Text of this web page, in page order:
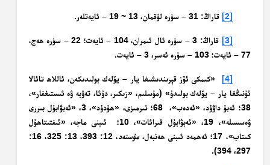
[2] قاراڭ: 31 – سۈرە لۇقمان، 13 ~ 19 – ئايەتلەر.
[3]
قاراڭ: 3 – سۈرە ئال ئىمران، 104 – ئايەت؛ 22 – سۈرە ھەج،
77 – ئايەت؛ 103 – سۈرە ئەسر، 3 – ئايەت.
[4]
«كىمكى ئۆز قېرىندىشىغا يار – يۆلەك بولىدىكەن، ئاللاھ تائالا
ئۇنىڭغا يار – يۆلەك بولىدۇ» (مۇسلىم، «زىكىر، دۇئا، تەۋبە ۋە ئىستىغفار»،
38؛ ئەبۇ داۋۇد، «ئەدەب»، 68؛ تىرمىزى، «ھۇدۇد»، 3، «ئەبۋابۇل بىررى
ۋەسسىلە»، 19، «ئەبۋابۇل قىرائات»، 10؛ ئىبنى ماجە، «ئىفتىتاھۇل
كىتاب»، 17؛ ئەھمەد ئىبنى ھەنبەل،
مۇسنەد
، 12: 393، 13: 325، 16:
297، 394).